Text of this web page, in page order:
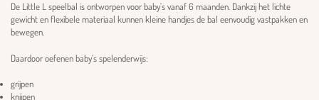
De Little L speelbal is ontworpen voor baby’s vanaf 6 maanden. Dankzij het lichte
gewicht en flexibele materiaal kunnen kleine handjes de bal eenvoudig vastpakken en
bewegen.
Daardoor oefenen baby’s spelenderwijs:
grijpen
knijpen